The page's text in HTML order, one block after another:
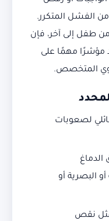
الفشل المتكرر.
طفل إلى آخر، فإن
مهمًا على
المتخصص.
لصعوبات
البصرية أو
نقص